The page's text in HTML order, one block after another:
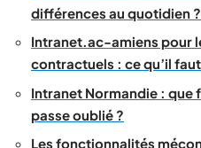
différences au quotidien ?
Intranet.ac-amiens pour
contractuels : ce qu’il
Intranet Normandie : que
passe oublié ?
Les fonctionnalités